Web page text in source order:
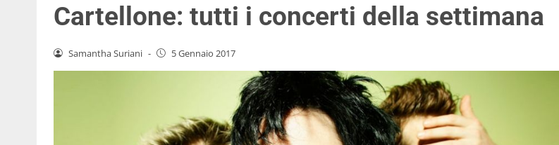
Cartellone: tutti i concerti della settimana
Samantha Suriani - 5 Gennaio 2017